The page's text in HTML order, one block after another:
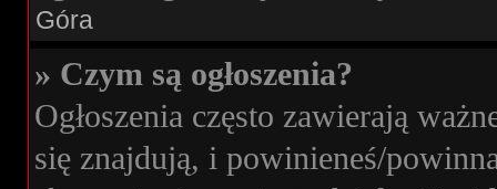
Góra
» Czym są ogłoszenia?
Ogłoszenia często zawierają
się znajdują, i powinieneś/